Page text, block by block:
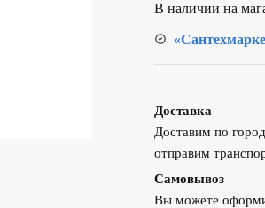
В наличии на
Доставка
Доставим по
отправим
Самовывоз
Вы можете